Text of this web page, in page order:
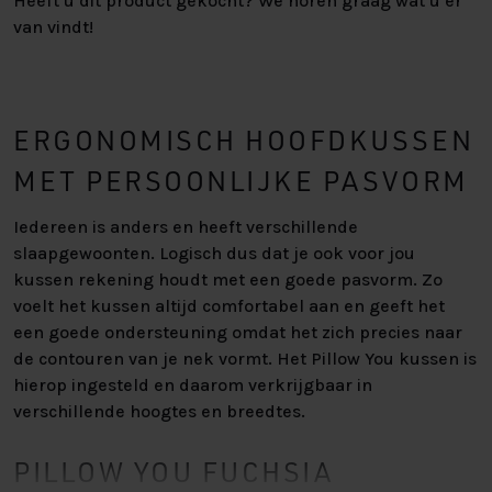
van vindt!
ERGONOMISCH HOOFDKUSSEN
MET PERSOONLIJKE PASVORM
Iedereen is anders en heeft verschillende
slaapgewoonten. Logisch dus dat je ook voor jou
kussen rekening houdt met een goede pasvorm. Zo
voelt het kussen altijd comfortabel aan en geeft het
een goede ondersteuning omdat het zich precies naar
de contouren van je nek vormt. Het Pillow You kussen is
hierop ingesteld en daarom verkrijgbaar in
verschillende hoogtes en breedtes.
PILLOW YOU FUCHSIA